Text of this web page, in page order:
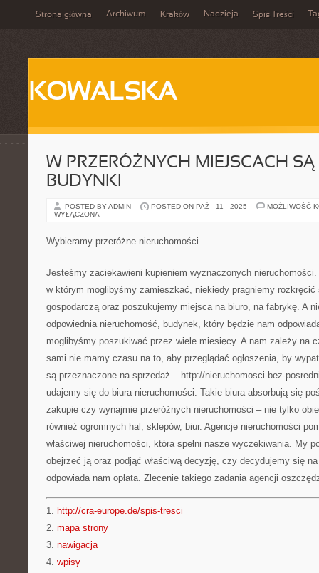
Strona główna Archiwum Kraków Nadzieja Spis Treści
KOWALSKA
W PRZERÓŻNYCH MIEJSCACH
BUDYNKI
POSTED BY ADMIN POSTED ON PAŹ - 11 - 2025
MOŻLIWOŚĆ
WYŁĄCZONA
Wybieramy przeróżne nieruchomości
Jesteśmy zaciekawieni kupieniem wyznaczonych
w którym moglibyśmy zamieszkać, niekiedy pragniemy rozkręcić
gospodarczą oraz poszukujemy miejsca na biuro, na fabrykę. A
odpowiednia nieruchomość, budynek, który będzie nam
moglibyśmy poszukiwać przez wiele miesięcy. A nam zależy na
sami nie mamy czasu na to, aby przeglądać ogłoszenia, by
są przeznaczone na sprzedaż – http://nieruchomosci-bez-
udajemy się do biura nieruchomości. Takie biura absorbują się
zakupie czy wynajmie przeróżnych nieruchomości – nie tylko
również ogromnych hal, sklepów, biur. Agencje nieruchomości
właściwej nieruchomości, która spełni nasze wyczekiwania. My
obejrzeć ją oraz podjąć właściwą decyzję, czy decydujemy się
odpowiada nam opłata. Zlecenie takiego zadania agencji
1. http://cra-europe.de/spis-tresci
2. mapa strony
3. nawigacja
4. wpisy